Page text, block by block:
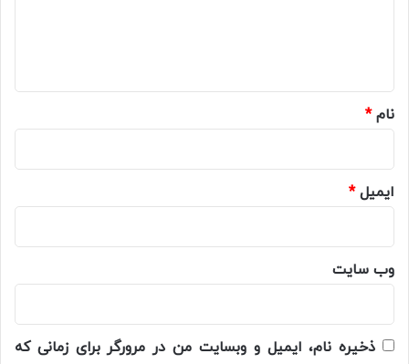
نام*
ایمیل*
وب‌ سایت
ذخیره نام، ایمیل و وبسایت من در مرورگر برای زمانی که